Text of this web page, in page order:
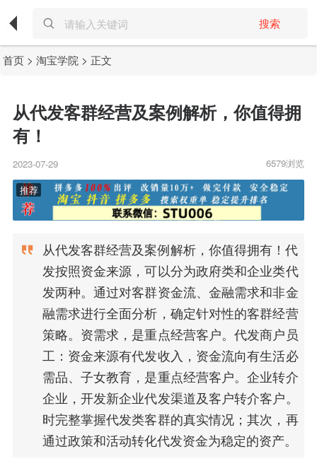
搜索
首页 >淘宝学院 > 正文
从代发客群经营及案例解析，你值得拥
有！
2023-07-29 6579浏览
从代发客群经营及案例解析，你值得拥有！代
发按照资金来源，可以分为政府类和企业类代
发两种。通过对客群资金流、金融需求和非金
融需求进行全面分析，确定针对性的客群经营
策略。资需求，是重点经营客户。代发商户员
工：资金来源有代发收入，资金流向有生活必
需品、子女教育，是重点经营客户。企业转介
企业，开发新企业代发渠道及客户转介客户。
时完整掌握代发类客群的真实情况；其次，再
通过政策和活动转化代发资金为稳定的资产。